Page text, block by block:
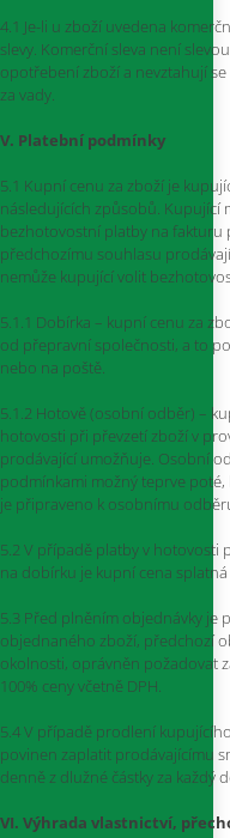
4.1 Je-li u zboží uvedena
slevy. Komerční sleva není
opotřebení zboží a nevztahují
za vady.
V. Platební podmínky
5.1 Kupní cenu za zboží je
následujících způsobů. Kupující
bezhotovostní platby na
předchozímu souhlasu
nemůže kupující volit
5.1.1 Dobírka – kupní cenu za
od přepravní společnosti, a to
nebo na poště.
5.1.2 Hotově (osobní odběr) –
hotovosti při převzetí zboží v
prodávající umožňuje. Osobní
podmínkami možný teprve
je připraveno k osobnímu
5.2 V případě platby v
na dobírku je kupní cena
5.3 Před plněním objednávky je
objednaného zboží, předchozí
okolnosti, oprávněn požadovat
100% ceny včetně DPH.
5.4 V případě prodlení
povinen zaplatit prodávajícímu
denně z dlužné částky za každý
VI. Výhrada vlastnictví,